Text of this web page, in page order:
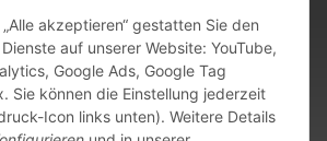
akzeptieren“ gestatten Sie den
auf unserer Website: YouTube,
Google Ads, Google Tag
Sie können die Einstellung jederzeit
Icon links unten). Weitere Details
Vertrag widerrufen
USt., zzgl.Versand